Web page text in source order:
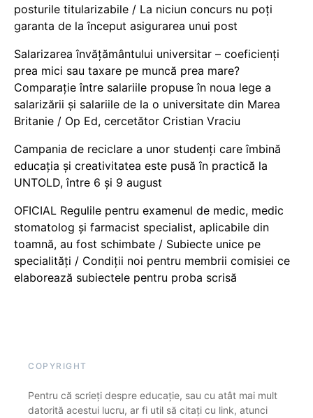
posturile titularizabile / La niciun concurs nu poți
garanta de la început asigurarea unui post
Salarizarea învățământului universitar – coeficienți
prea mici sau taxare pe muncă prea mare?
Comparație între salariile propuse în noua lege a
salarizării și salariile de la o universitate din Marea
Britanie / Op Ed, cercetător Cristian Vraciu
Campania de reciclare a unor studenți care îmbină
educația și creativitatea este pusă în practică la
UNTOLD, între 6 și 9 august
OFICIAL Regulile pentru examenul de medic, medic
stomatolog și farmacist specialist, aplicabile din
toamnă, au fost schimbate / Subiecte unice pe
specialități / Condiții noi pentru membrii comisiei ce
elaborează subiectele pentru proba scrisă
COPYRIGHT
Pentru că scrieți despre educație, sau cu atât mai mult
datorită acestui lucru, ar fi util să citați cu link, atunci